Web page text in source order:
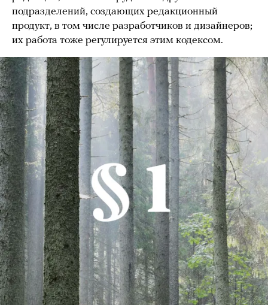
подразделений, создающих редакционный
продукт, в том числе разработчиков и дизайнеров;
их работа тоже регулируется этим кодексом.